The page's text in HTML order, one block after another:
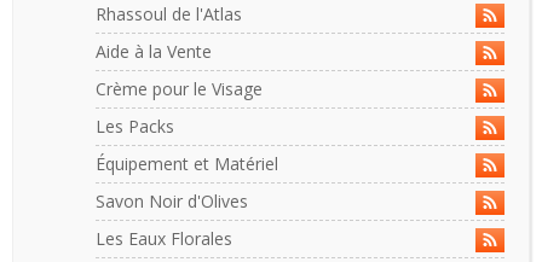
Rhassoul de l'Atlas
Aide à la Vente
Crème pour le Visage
Les Packs
Équipement et Matériel
Savon Noir d'Olives
Les Eaux Florales